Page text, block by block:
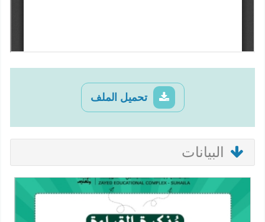
تحميل الملف
البيانات